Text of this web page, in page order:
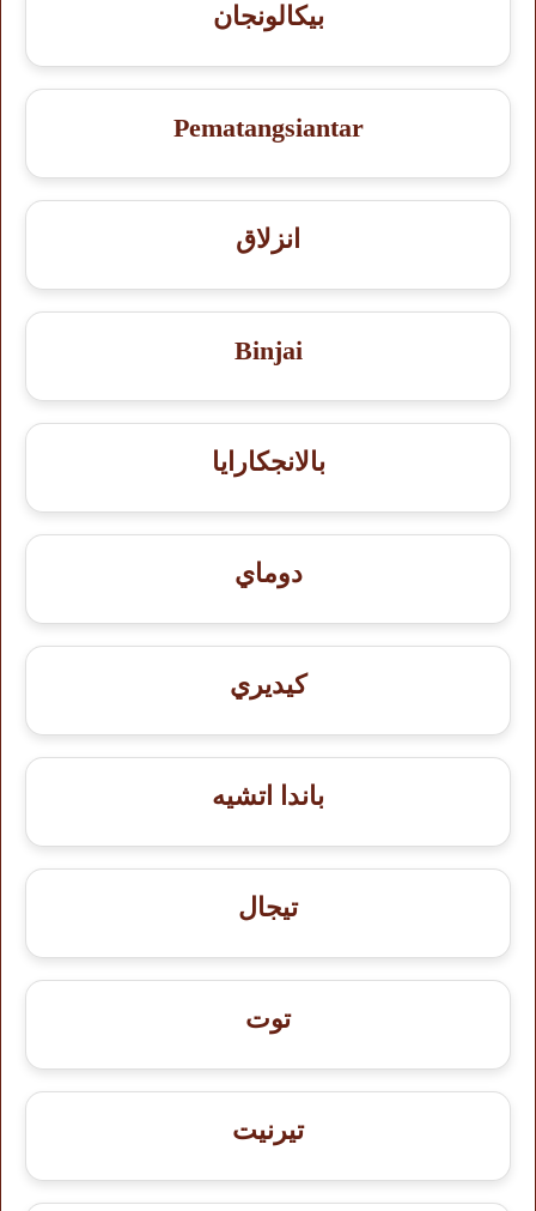
بيكالونجان
Pematangsiantar
انزلاق
Binjai
بالانجكارايا
دوماي
كيديري
باندا اتشيه
تيجال
توت
تيرنيت